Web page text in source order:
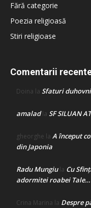
Fără categorie
Poezia religioasă
Stiri religioase
Comentarii
Doina la Sfaturi
amaladla SF SILUAN
gheorghe la A început
din Japonia
Radu Mungiula Cu
adormitei roabei Tale…
Crina Marina la Despre